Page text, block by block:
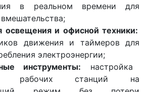
в реальном времени для
освещения и офисной техники:
движения и таймеров для
электроэнергии;
инструменты: настройка
рабочих станций на